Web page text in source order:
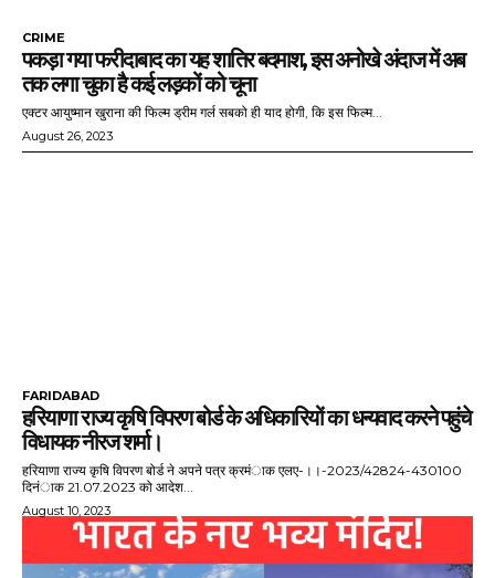
CRIME
पकड़ा गया फरीदाबाद का यह शातिर बदमाश, इस अनोखे अंदाज में अब
तक लगा चुका है कई लड़कों को चूना
एक्टर आयुष्मान खुराना की फिल्म ड्रीम गर्ल सबको ही याद होगी, कि इस फिल्म...
August 26, 2023
FARIDABAD
हरियाणा राज्य कृषि विपरण बोर्ड के अधिकारियों का धन्यवाद करने पहुंचे
विधायक नीरज शर्मा।
हरियाणा राज्य कृषि विपरण बोर्ड ने अपने पत्र क्रमंाक एलए-।।-2023/42824-430100
दिनंाक 21.07.2023 को आदेश...
August 10, 2023